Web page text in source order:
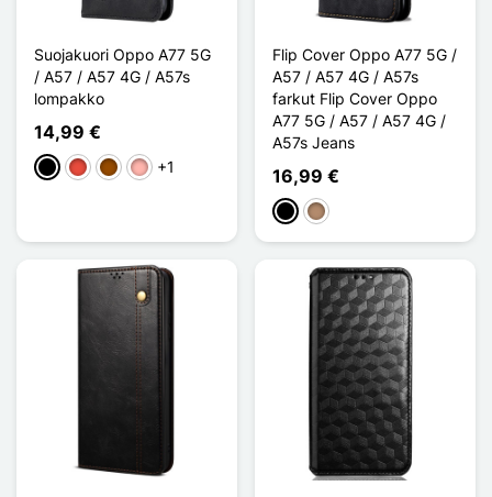
Suojakuori Oppo A77 5G
/ A57 / A57 4G / A57s
lompakko
14,99 €
MustaPunainen
RuskeaOr Rose
+1
Flip Cover Oppo A77 5G /
A57 / A57 4G / A57s
farkut Flip Cover Oppo
A77 5G / A57 / A57 4G /
A57s Jeans
16,99 €
MustaHarmaanruskea